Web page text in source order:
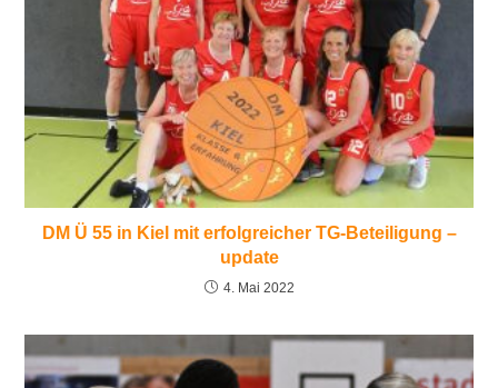
DM Ü 55 in Kiel mit erfolgreicher TG-Beteiligung –
update
4. Mai 2022